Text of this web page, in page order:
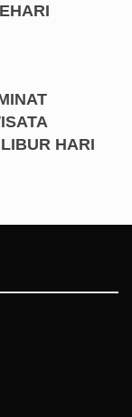
HARI